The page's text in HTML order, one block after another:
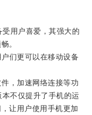
用户喜爱，其强大的
。
们更可以在移动设备
，加速网络连接等功
不仅提升了手机的运
让用户使用手机更加